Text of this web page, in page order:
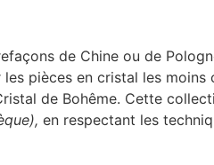
de Chine ou de
pièces en cristal les moins
de Bohême. Cette
en respectant les